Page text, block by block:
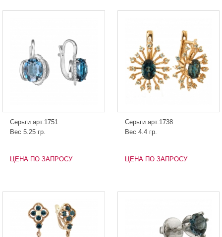
Серьги арт.1751
Вес 5.25 гр.
ЦЕНА ПО ЗАПРОСУ
Серьги арт.1738
Вес 4.4 гр.
ЦЕНА ПО ЗАПРОСУ